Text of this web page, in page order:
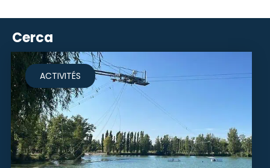
Cerca
ACTIVITÉS